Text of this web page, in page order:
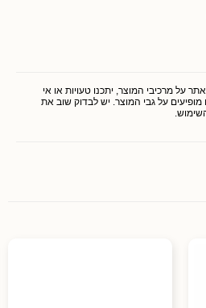
על מרכיבי המוצר, יתכנו טעויות או אי
על גבי המוצר. יש לבדוק שוב את